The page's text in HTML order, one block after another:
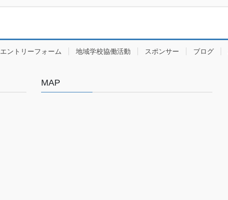
エントリーフォーム 地域学校協働活動 スポンサー ブログ
MAP